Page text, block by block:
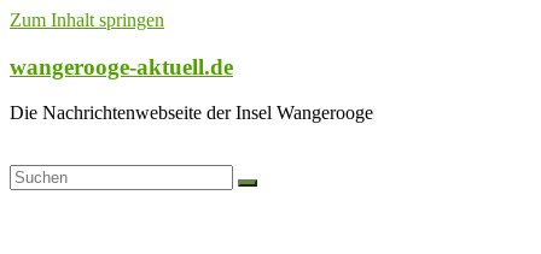
Zum Inhalt springen
wangerooge-aktuell.de
Die Nachrichtenwebseite der Insel Wangerooge